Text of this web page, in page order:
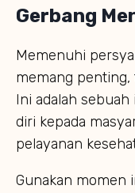
Gerbang
Memenuhi
memang penting,
Ini adalah
diri kepada
pelayanan
Gunakan momen